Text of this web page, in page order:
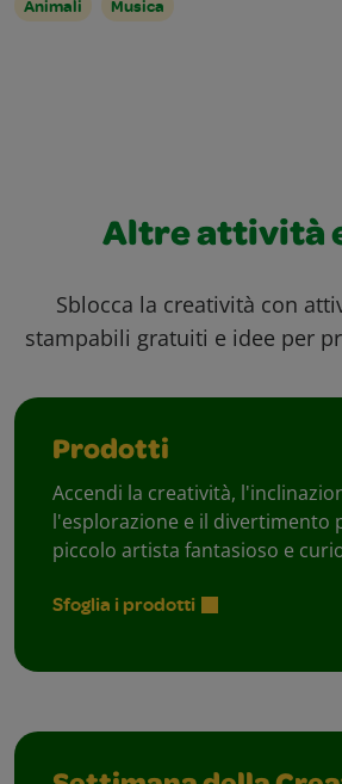
Animali Musica
Altre attività
Sblocca la creatività con
stampabili gratuiti e idee per
Prodotti
Accendi la creatività,
l'esplorazione e il divertimento
piccolo artista fantasioso e
Sfoglia i prodotti